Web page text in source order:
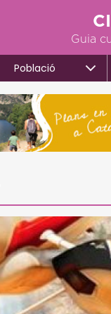
Guia
Població